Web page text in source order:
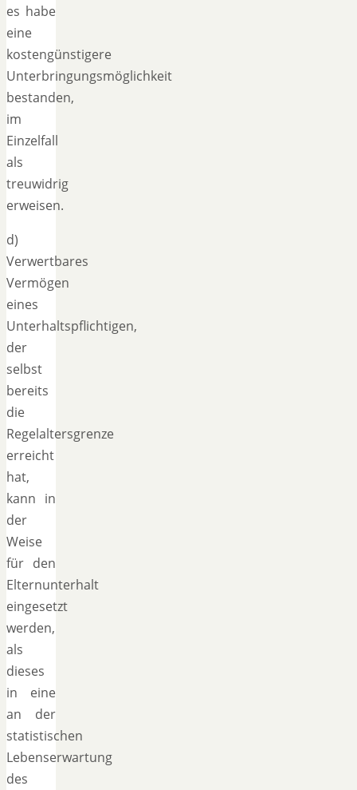
es habe
eine
kostengünstigere
Unterbringungsmöglichkeit
bestanden,
im
Einzelfall
als
treuwidrig
erweisen.
d)
Verwertbares
Vermögen
eines
Unterhaltspflichtigen,
der
selbst
bereits
die
Regelaltersgrenze
erreicht
hat,
kann in
der
Weise
für den
Elternunterhalt
eingesetzt
werden,
als
dieses
in eine
an der
statistischen
Lebenserwartung
des